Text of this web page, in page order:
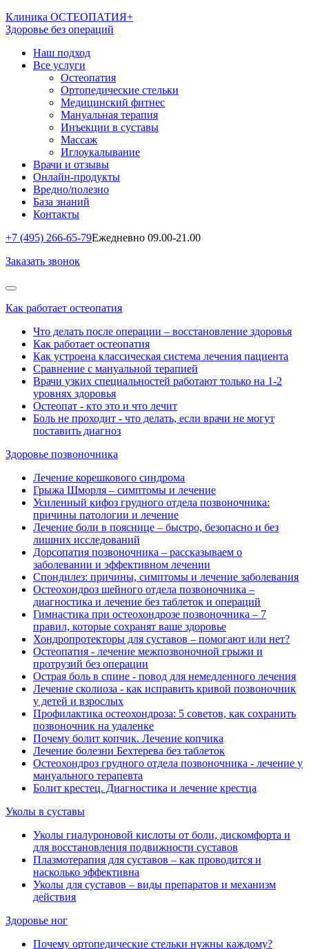
Клиника ОСТЕОПАТИЯ+
Здоровье без операций
Наш подход
Все услуги
Остеопатия
Ортопедические стельки
Медицинский фитнес
Мануальная терапия
Инъекции в суставы
Массаж
Иглоукалывание
Врачи и отзывы
Онлайн-продукты
Вредно/полезно
База знаний
Контакты
+7 (495) 266-65-79Ежедневно 09.00-21.00
Заказать звонок
Как работает остеопатия
Что делать после операции ‒ восстановление здоровья
Как работает остеопатия
Как устроена классическая система лечения пациента
Сравнение с мануальной терапией
Врачи узких специальностей работают только на 1-2
уровнях здоровья
Остеопат - кто это и что лечит
Боль не проходит - что делать, если врачи не могут
поставить диагноз
Здоровье позвоночника
Лечение корешкового синдрома
Грыжа Шморля ‒ симптомы и лечение
Усиленный кифоз грудного отдела позвоночника:
причины патологии и лечение
Лечение боли в пояснице ‒ быстро, безопасно и без
лишних исследований
Дорсопатия позвоночника ‒ рассказываем о
заболевании и эффективном лечении
Спондилез: причины, симптомы и лечение заболевания
Остеохондроз шейного отдела позвоночника ‒
диагностика и лечение без таблеток и операций
Гимнастика при остеохондрозе позвоночника ‒ 7
правил, которые сохранят ваше здоровье
Хондропротекторы для суставов ‒ помогают или нет?
Остеопатия - лечение межпозвоночной грыжи и
протрузий без операции
Острая боль в спине - повод для немедленного лечения
Лечение сколиоза - как исправить кривой позвоночник
у детей и взрослых
Профилактика остеохондроза: 5 советов, как сохранить
позвоночник на удаленке
Почему болит копчик. Лечение копчика
Лечение болезни Бехтерева без таблеток
Остеохондроз грудного отдела позвоночника - лечение у
мануального терапевта
Болит крестец. Диагностика и лечение крестца
Уколы в суставы
Уколы гиалуроновой кислоты от боли, дискомфорта и
для восстановления подвижности суставов
Плазмотерапия для суставов ‒ как проводится и
насколько эффективна
Уколы для суставов ‒ виды препаратов и механизм
действия
Здоровье ног
Почему ортопедические стельки нужны каждому?